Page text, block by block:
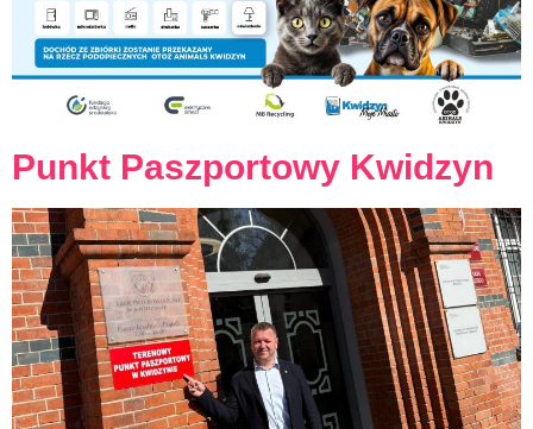
Punkt Paszportowy Kwidzyn